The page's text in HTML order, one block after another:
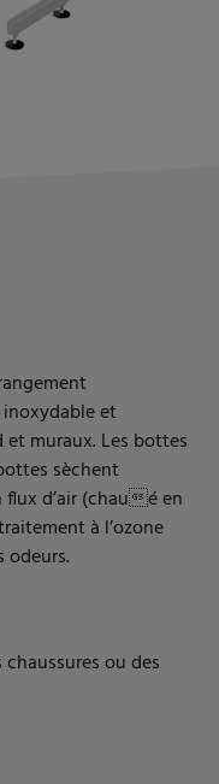
et
muraux. Les bottes
sèchent
flux d’air (chaué en
à l’ozone
ou des